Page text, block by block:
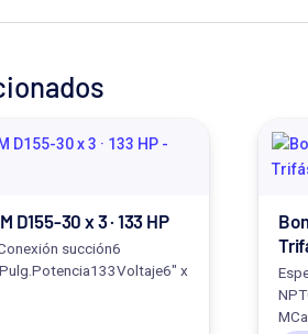
D155-30 x 3 · 133 HP
succión6
x